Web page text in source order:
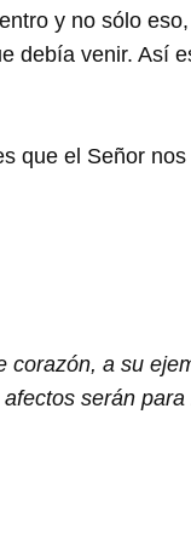
y no sólo
debía venir. Así
que el Señor
corazón, a su
serán